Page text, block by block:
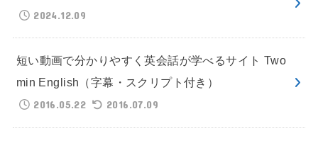
2024.12.09
短い動画で分かりやすく英会話が学べるサイト Two
min English（字幕・スクリプト付き）
2016.05.22
2016.07.09